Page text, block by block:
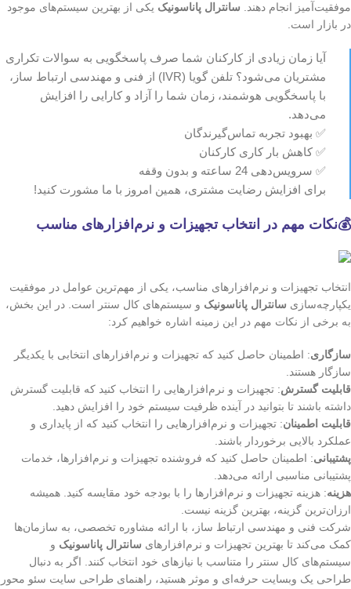
موفقیت‌آمیز انجام دهند. سانترال پاناسونیک یکی از بهترین سیستم‌های موجود
در بازار است.
آیا زمان زیادی از کارکنان شما صرف پاسخگویی به سوالات تکراری
مشتریان می‌شود؟ تلفن گویا (IVR) از فنی و مهندسی ارتباط ساز،
با پاسخگویی هوشمند، زمان شما را آزاد و کارایی را افزایش
می‌دهد.
✅ بهبود تجربه تماس‌گیرندگان
✅ کاهش بار کاری کارکنان
✅ سرویس‌دهی 24 ساعته و بدون وقفه
برای افزایش رضایت مشتری، همین امروز با ما مشورت کنید!
💰نکات مهم در انتخاب تجهیزات و نرم‌افزارهای مناسب
انتخاب تجهیزات و نرم‌افزارهای مناسب، یکی از مهم‌ترین عوامل در موفقیت
یکپارچه‌سازی سانترال پاناسونیک و سیستم‌های کال سنتر است. در این بخش،
به برخی از نکات مهم در این زمینه اشاره خواهیم کرد:
سازگاری: اطمینان حاصل کنید که تجهیزات و نرم‌افزارهای انتخابی با یکدیگر
سازگار هستند.
قابلیت گسترش: تجهیزات و نرم‌افزارهایی را انتخاب کنید که قابلیت گسترش
داشته باشند تا بتوانید در آینده ظرفیت سیستم خود را افزایش دهید.
قابلیت اطمینان: تجهیزات و نرم‌افزارهایی را انتخاب کنید که از پایداری و
عملکرد بالایی برخوردار باشند.
پشتیبانی: اطمینان حاصل کنید که فروشنده تجهیزات و نرم‌افزارها، خدمات
پشتیبانی مناسبی ارائه می‌دهد.
هزینه: هزینه تجهیزات و نرم‌افزارها را با بودجه خود مقایسه کنید. همیشه
ارزان‌ترین گزینه، بهترین گزینه نیست.
شرکت فنی و مهندسی ارتباط ساز، با ارائه مشاوره تخصصی، به سازمان‌ها
کمک می‌کند تا بهترین تجهیزات و نرم‌افزارهای سانترال پاناسونیک و
سیستم‌های کال سنتر را متناسب با نیازهای خود انتخاب کنند. اگر به دنبال
طراحی یک وبسایت حرفه‌ای و موثر هستید، راهنمای طراحی سایت سئو محور